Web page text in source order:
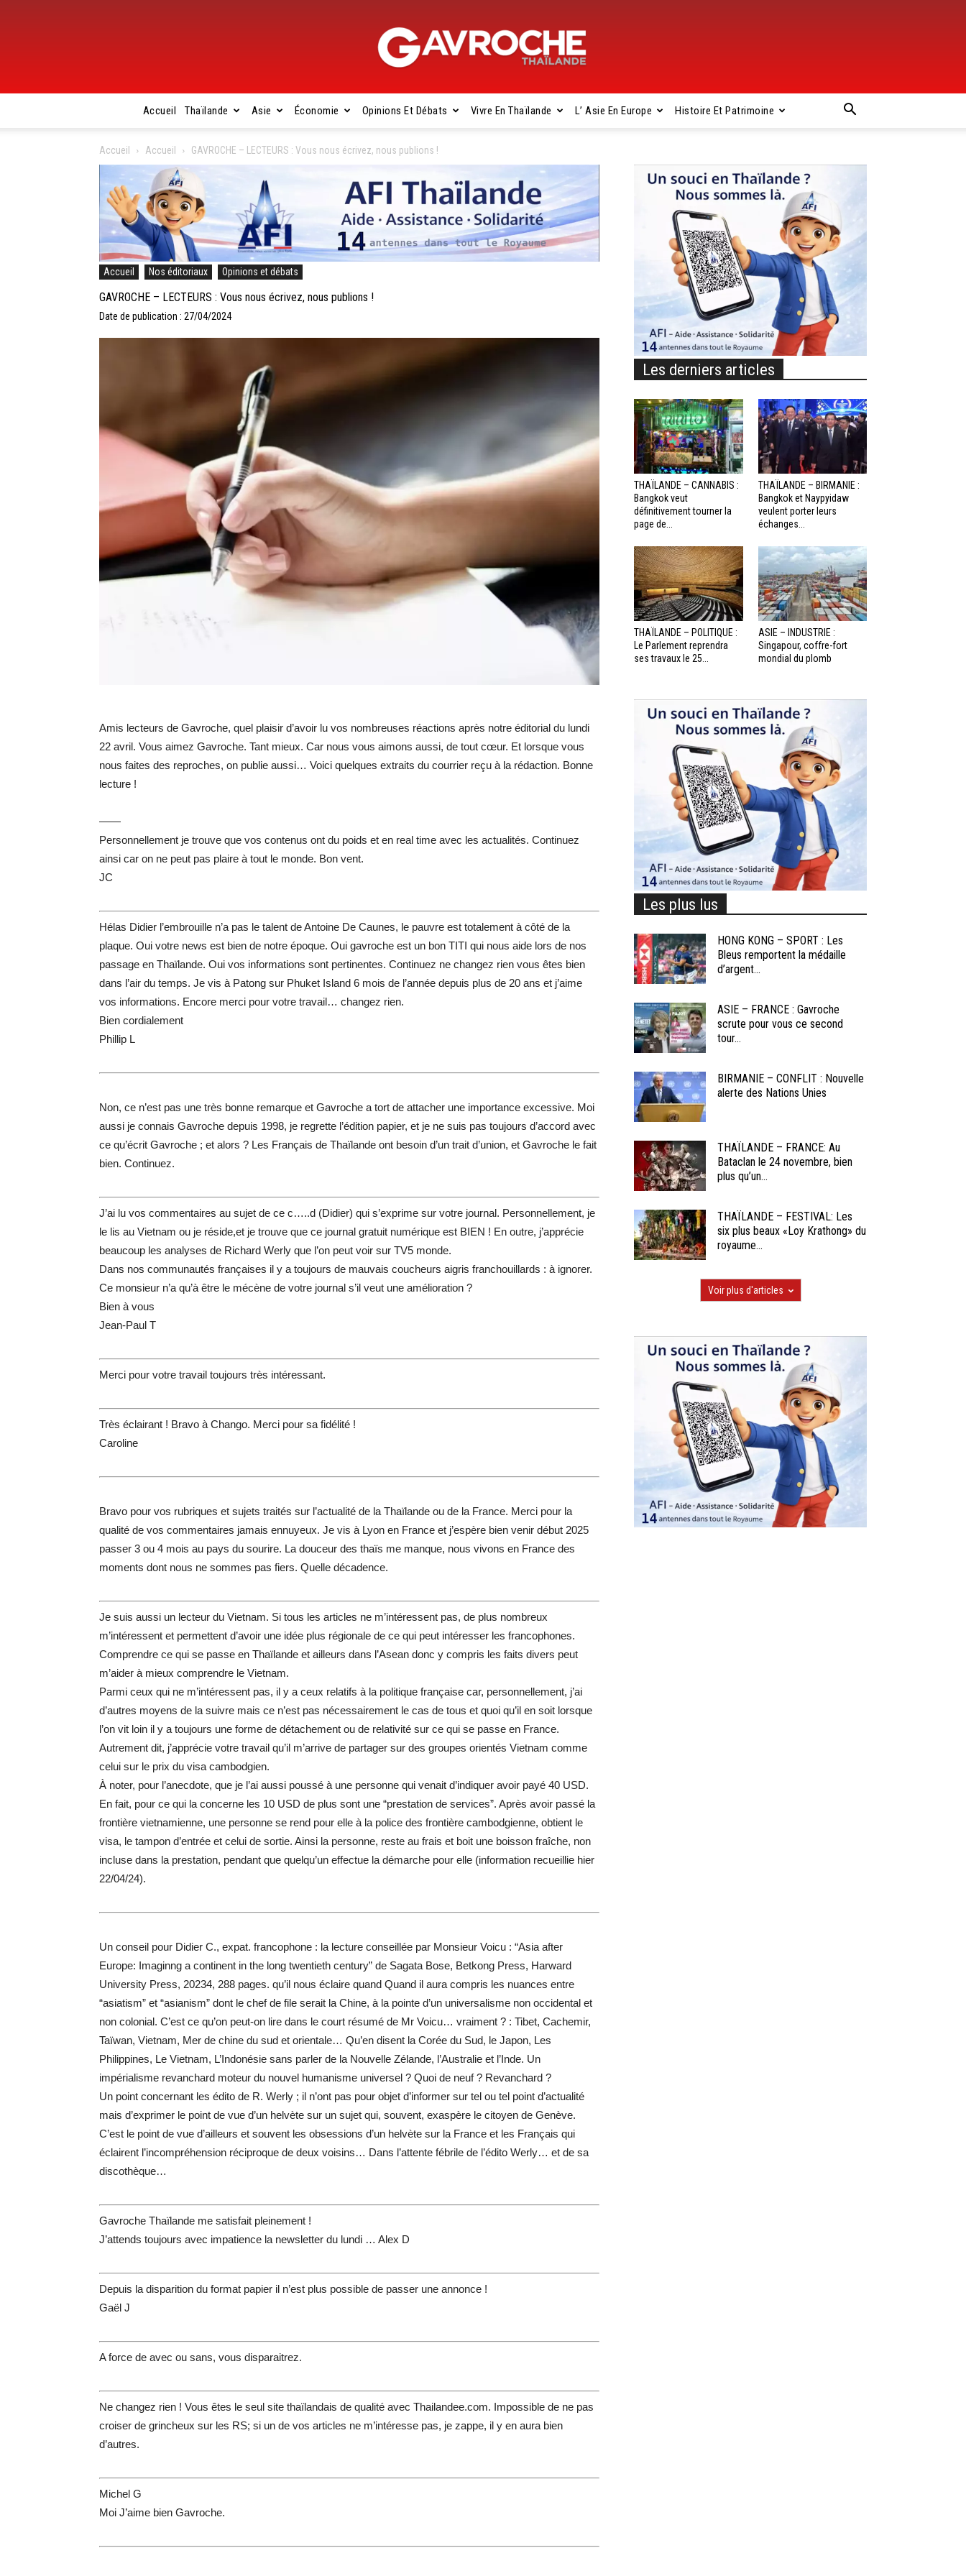
Gavroche
Thaïlande
Accueil Thaïlande Asie Économie Opinions Et Débats Vivre En Thaïlande L’ Asie En Europe Histoire Et Patrimoine
Accueil Accueil GAVROCHE – LECTEURS : Vous nous écrivez, nous publions !
Accueil Nos éditoriaux Opinions et débats
GAVROCHE – LECTEURS : Vous nous écrivez, nous publions !
Date de publication : 27/04/2024
Amis lecteurs de Gavroche, quel plaisir d’avoir lu vos nombreuses réactions après notre éditorial du lundi
22 avril. Vous aimez Gavroche. Tant mieux. Car nous vous aimons aussi, de tout cœur. Et lorsque vous
nous faites des reproches, on publie aussi… Voici quelques extraits du courrier reçu à la rédaction. Bonne
lecture !
——
Personnellement je trouve que vos contenus ont du poids et en real time avec les actualités. Continuez
ainsi car on ne peut pas plaire à tout le monde. Bon vent.
JC
Hélas Didier l’embrouille n’a pas le talent de Antoine De Caunes, le pauvre est totalement à côté de la
plaque. Oui votre news est bien de notre époque. Oui gavroche est un bon TITI qui nous aide lors de nos
passage en Thaïlande. Oui vos informations sont pertinentes. Continuez ne changez rien vous êtes bien
dans l’air du temps. Je vis à Patong sur Phuket Island 6 mois de l’année depuis plus de 20 ans et j’aime
vos informations. Encore merci pour votre travail… changez rien.
Bien cordialement
Phillip L
Non, ce n’est pas une très bonne remarque et Gavroche a tort de attacher une importance excessive. Moi
aussi je connais Gavroche depuis 1998, je regrette l’édition papier, et je ne suis pas toujours d’accord avec
ce qu’écrit Gavroche ; et alors ? Les Français de Thaïlande ont besoin d’un trait d’union, et Gavroche le fait
bien. Continuez.
J’ai lu vos commentaires au sujet de ce c…..d (Didier) qui s’exprime sur votre journal. Personnellement, je
le lis au Vietnam ou je réside,et je trouve que ce journal gratuit numérique est BIEN ! En outre, j’apprécie
beaucoup les analyses de Richard Werly que l’on peut voir sur TV5 monde.
Dans nos communautés françaises il y a toujours de mauvais coucheurs aigris franchouillards : à ignorer.
Ce monsieur n’a qu’à être le mécène de votre journal s’il veut une amélioration ?
Bien à vous
Jean-Paul T
Merci pour votre travail toujours très intéressant.
Très éclairant ! Bravo à Chango. Merci pour sa fidélité !
Caroline
Bravo pour vos rubriques et sujets traités sur l’actualité de la Thaïlande ou de la France. Merci pour la
qualité de vos commentaires jamais ennuyeux. Je vis à Lyon en France et j’espère bien venir début 2025
passer 3 ou 4 mois au pays du sourire. La douceur des thaïs me manque, nous vivons en France des
moments dont nous ne sommes pas fiers. Quelle décadence.
Je suis aussi un lecteur du Vietnam. Si tous les articles ne m’intéressent pas, de plus nombreux
m’intéressent et permettent d’avoir une idée plus régionale de ce qui peut intéresser les francophones.
Comprendre ce qui se passe en Thaïlande et ailleurs dans l’Asean donc y compris les faits divers peut
m’aider à mieux comprendre le Vietnam.
Parmi ceux qui ne m’intéressent pas, il y a ceux relatifs à la politique française car, personnellement, j’ai
d’autres moyens de la suivre mais ce n’est pas nécessairement le cas de tous et quoi qu’il en soit lorsque
l’on vit loin il y a toujours une forme de détachement ou de relativité sur ce qui se passe en France.
Autrement dit, j’apprécie votre travail qu’il m’arrive de partager sur des groupes orientés Vietnam comme
celui sur le prix du visa cambodgien.
À noter, pour l’anecdote, que je l’ai aussi poussé à une personne qui venait d’indiquer avoir payé 40 USD.
En fait, pour ce qui la concerne les 10 USD de plus sont une “prestation de services”. Après avoir passé la
frontière vietnamienne, une personne se rend pour elle à la police des frontière cambodgienne, obtient le
visa, le tampon d’entrée et celui de sortie. Ainsi la personne, reste au frais et boit une boisson fraîche, non
incluse dans la prestation, pendant que quelqu’un effectue la démarche pour elle (information recueillie hier
22/04/24).
Un conseil pour Didier C., expat. francophone : la lecture conseillée par Monsieur Voicu : “Asia after
Europe: Imaginng a continent in the long twentieth century” de Sagata Bose, Betkong Press, Harward
University Press, 20234, 288 pages. qu’il nous éclaire quand Quand il aura compris les nuances entre
“asiatism” et “asianism” dont le chef de file serait la Chine, à la pointe d’un universalisme non occidental et
non colonial. C’est ce qu’on peut-on lire dans le court résumé de Mr Voicu… vraiment ? : Tibet, Cachemir,
Taïwan, Vietnam, Mer de chine du sud et orientale… Qu’en disent la Corée du Sud, le Japon, Les
Philippines, Le Vietnam, L’Indonésie sans parler de la Nouvelle Zélande, l’Australie et l’Inde. Un
impérialisme revanchard moteur du nouvel humanisme universel ? Quoi de neuf ? Revanchard ?
Un point concernant les édito de R. Werly ; il n’ont pas pour objet d’informer sur tel ou tel point d’actualité
mais d’exprimer le point de vue d’un helvète sur un sujet qui, souvent, exaspère le citoyen de Genève.
C’est le point de vue d’ailleurs et souvent les obsessions d’un helvète sur la France et les Français qui
éclairent l’incompréhension réciproque de deux voisins… Dans l’attente fébrile de l’édito Werly… et de sa
discothèque…
Gavroche Thaïlande me satisfait pleinement !
J’attends toujours avec impatience la newsletter du lundi … Alex D
Depuis la disparition du format papier il n’est plus possible de passer une annonce !
Gaël J
A force de avec ou sans, vous disparaitrez.
Ne changez rien ! Vous êtes le seul site thaïlandais de qualité avec Thailandee.com. Impossible de ne pas
croiser de grincheux sur les RS; si un de vos articles ne m’intéresse pas, je zappe, il y en aura bien
d’autres.
Michel G
Moi J’aime bien Gavroche.
Les derniers articles
THAÏLANDE – CANNABIS :
Bangkok veut
définitivement tourner la
page de...
THAÏLANDE – BIRMANIE :
Bangkok et Naypyidaw
veulent porter leurs
échanges...
THAÏLANDE – POLITIQUE :
Le Parlement reprendra
ses travaux le 25...
ASIE – INDUSTRIE :
Singapour, coffre-fort
mondial du plomb
Les plus lus
HONG KONG – SPORT : Les
Bleus remportent la médaille
d’argent...
ASIE – FRANCE : Gavroche
scrute pour vous ce second
tour...
BIRMANIE – CONFLIT : Nouvelle
alerte des Nations Unies
THAÏLANDE – FRANCE: Au
Bataclan le 24 novembre, bien
plus qu’un...
THAÏLANDE – FESTIVAL: Les
six plus beaux «Loy Krathong» du
royaume...
Voir plus d'articles